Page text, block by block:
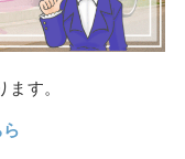
す。